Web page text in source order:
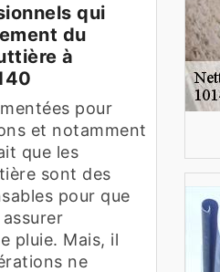
qui
du
à
pour
et notamment
que les
sont des
pour que
pluie. Mais, il
ne